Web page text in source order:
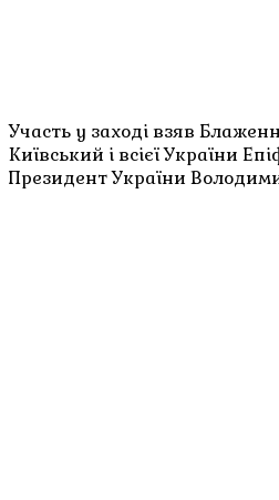
Участь у заході взяв
Київський і всієї України
Президент України